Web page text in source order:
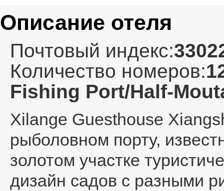
Описание отеля
Почтовый индекс:
Количество номеров:
Fishing Port/Half-
Xilange Guesthouse
рыболовном порту,
золотом участке
дизайн садов с разными